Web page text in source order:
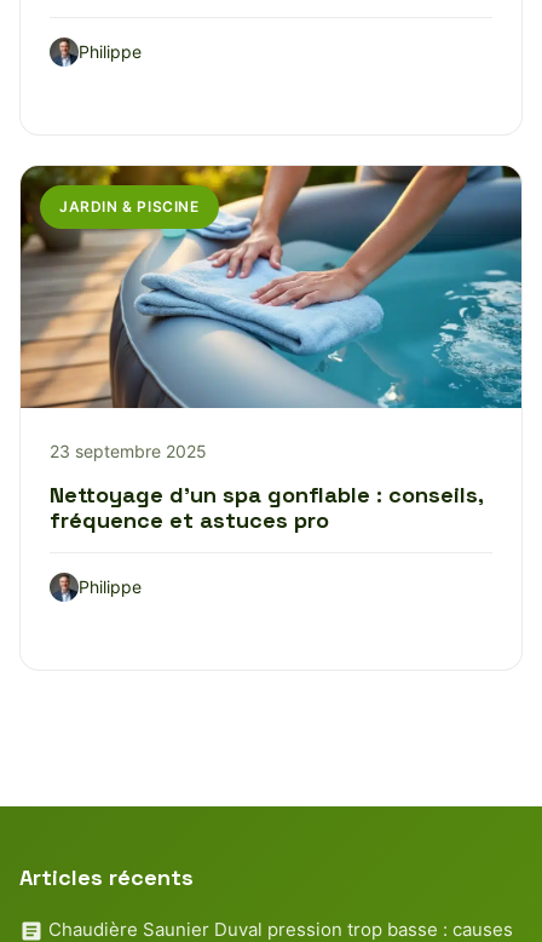
Philippe
JARDIN & PISCINE
23 septembre 2025
Nettoyage d’un spa gonflable : conseils,
fréquence et astuces pro
Philippe
Articles récents
Chaudière Saunier Duval pression trop basse : causes